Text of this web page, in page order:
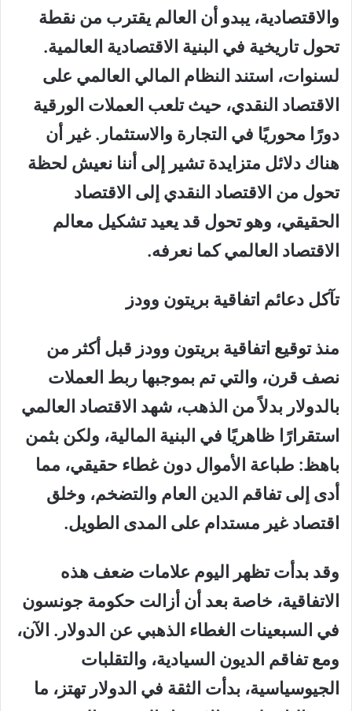
والاقتصادية، يبدو أن العالم يقترب من نقطة
تحول تاريخية في البنية الاقتصادية العالمية.
لسنوات، استند النظام المالي العالمي على
الاقتصاد النقدي، حيث تلعب العملات الورقية
دورًا محوريًا في التجارة والاستثمار. غير أن
هناك دلائل متزايدة تشير إلى أننا نعيش لحظة
تحول من الاقتصاد النقدي إلى الاقتصاد
الحقيقي، وهو تحول قد يعيد تشكيل معالم
الاقتصاد العالمي كما نعرفه.
تآكل دعائم اتفاقية بريتون وودز
منذ توقيع اتفاقية بريتون وودز قبل أكثر من
نصف قرن، والتي تم بموجبها ربط العملات
بالدولار بدلاً من الذهب، شهد الاقتصاد العالمي
استقرارًا ظاهريًا في البنية المالية، ولكن بثمن
باهظ: طباعة الأموال دون غطاء حقيقي، مما
أدى إلى تفاقم الدين العام والتضخم، وخلق
اقتصاد غير مستدام على المدى الطويل.
وقد بدأت تظهر اليوم علامات ضعف هذه
الاتفاقية، خاصة بعد أن أزالت حكومة جونسون
في السبعينات الغطاء الذهبي عن الدولار. الآن،
ومع تفاقم الديون السيادية، والتقلبات
الجيوسياسية، بدأت الثقة في الدولار تهتز، ما